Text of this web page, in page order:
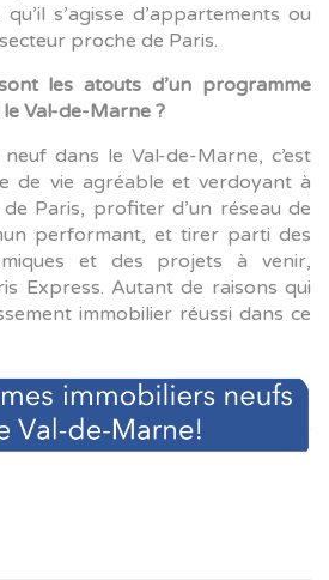
s’agisse d’appartements ou
proche de Paris.
les atouts d’un programme
Val-de-Marne ?
dans le Val-de-Marne, c’est
de vie agréable et verdoyant à
Paris, profiter d’un réseau de
performant, et tirer parti des
et des projets à venir,
Express. Autant de raisons qui
immobilier réussi dans ce